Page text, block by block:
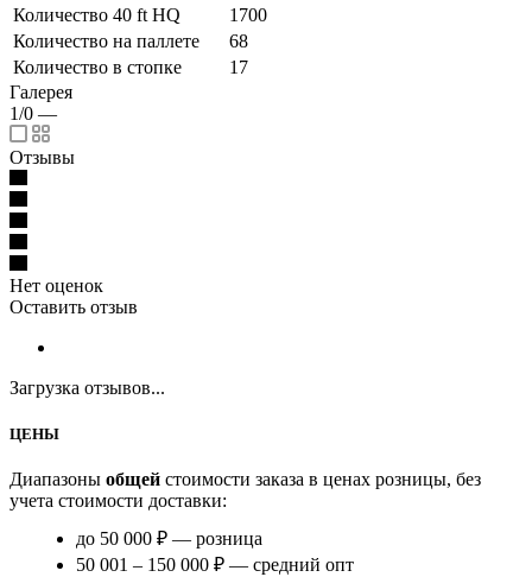
Количество 40 ft HQ
1700
Количество на паллете
68
Количество в стопке
17
Галерея
1/0 —
Отзывы
Нет оценок
Оставить отзыв
Загрузка отзывов...
ЦЕНЫ
Диапазоны общей стоимости заказа в ценах розницы, без
учета стоимости доставки:
до 50 000 ₽ — розница
50 001 – 150 000 ₽ — средний опт